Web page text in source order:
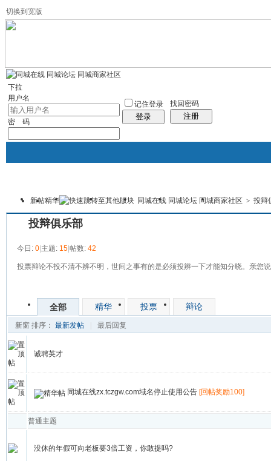
切换到宽版
下拉
用户名
密 码
记住登录
登录
找回密码
注册
首页 论坛 门户 黄页 商学院
新帖精华 同城在线 同城论坛 同城商家社区 > 投辩
投辩俱乐部
今日: 0|主题: 15|帖数: 42
投票辩论不投不清不辨不明，世间之事有的是必须投辨一下才能知分晓。亲您
全部 精华 投票 辩论
新窗 排序： 最新发帖 最后回复
诚聘英才
同城在线zx.tczgw.com域名停止使用公告 [回帖奖励100]
普通主题
没休的年假可向老板要3倍工资，你敢提吗?